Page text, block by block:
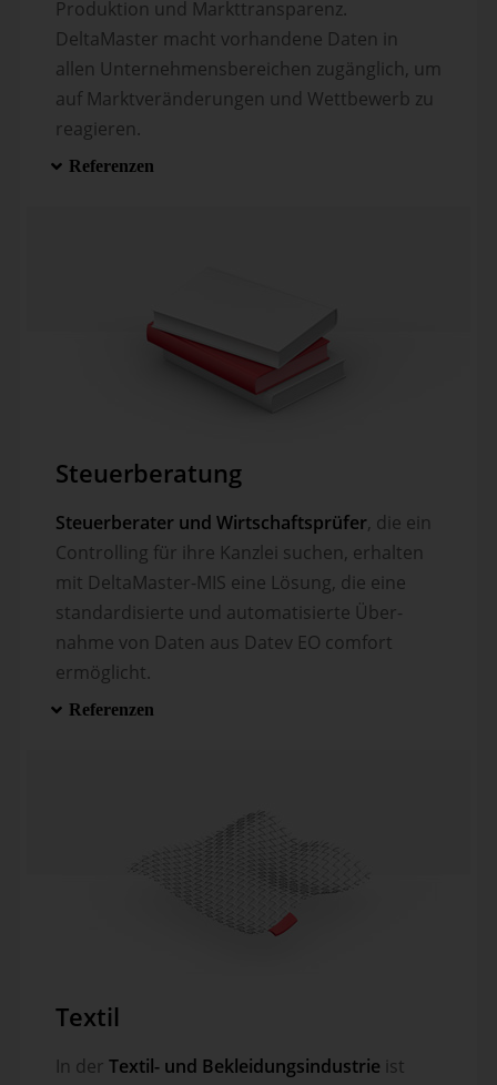
Produktion und Markttransparenz.
DeltaMaster macht vorhandene Daten in
allen Unternehmensbereichen zugänglich, um
auf Marktveränderungen und Wettbewerb zu
reagieren.
Referenzen
Steuerberatung
Steuerberater und Wirtschaftsprüfer, die ein
Controlling für ihre Kanzlei suchen, erhalten
mit DeltaMaster-MIS eine Lösung, die eine
standar­di­sierte und auto­ma­ti­sierte Über­
nahme von Daten aus Datev EO comfort
ermöglicht.
Referenzen
Textil
In der Textil- und Bekleidungsindustrie ist